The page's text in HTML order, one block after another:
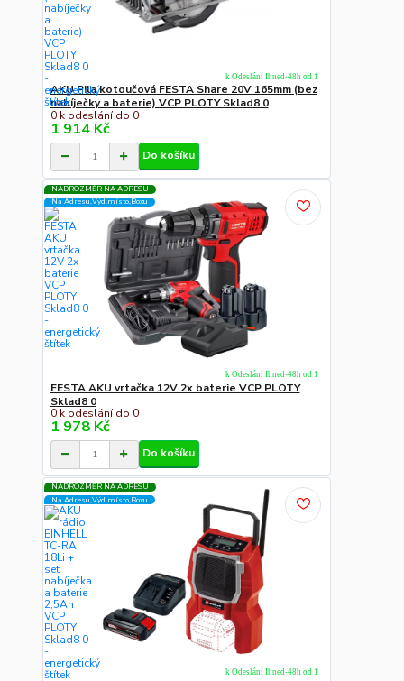
AKU Pila kotoučová FESTA Share 20V 165mm (bez
nabíječky a baterie) VCP PLOTY Sklad8 0
0 k odeslání do 0
1 914 Kč
k Odeslání Ihned-48h od 1
Do košíku
NADROZMĚR NA ADRESU
Na Adresu,Výd.místo,Boxu
FESTA AKU vrtačka 12V 2x baterie VCP PLOTY
Sklad8 0
0 k odeslání do 0
1 978 Kč
k Odeslání Ihned-48h od 1
Do košíku
NADROZMĚR NA ADRESU
Na Adresu,Výd.místo,Boxu
k Odeslání Ihned-48h od 1